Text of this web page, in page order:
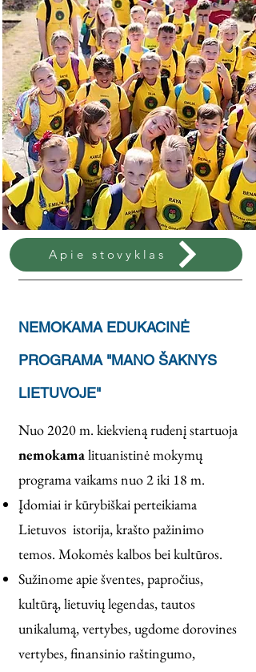
Apie stovyklas
NEMOKAMA EDUKACINĖ
PROGRAMA "MANO ŠAKNYS
LIETUVOJE"
Nuo 2020 m. kiekvieną rudenį startuoja
nemokamalituanistinė mokymų
programa vaikams nuo 2 iki 18 m.
Įdomiai ir kūrybiškai perteikiama
Lietuvos istorija, krašto pažinimo
temos. Mokomės kalbos bei kultūros.
Sužinome apie šventes, papročius,
kultūrą, lietuvių legendas, tautos
unikalumą, vertybes, ugdome dorovines
vertybes, finansinio raštingumo,